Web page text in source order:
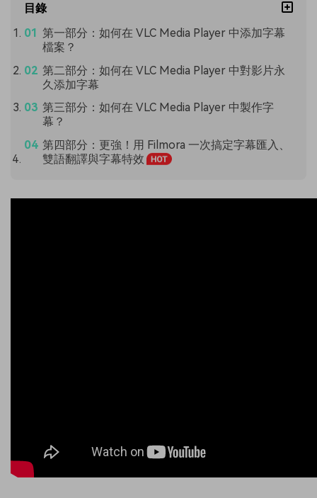
目錄
第一部分：如何在 VLC Media Player 中添加字幕
檔案？
第二部分：如何在 VLC Media Player 中對影片永
久添加字幕
第三部分：如何在 VLC Media Player 中製作字
幕？
第四部分：更強！用 Filmora 一次搞定字幕匯入、
雙語翻譯與字幕特效